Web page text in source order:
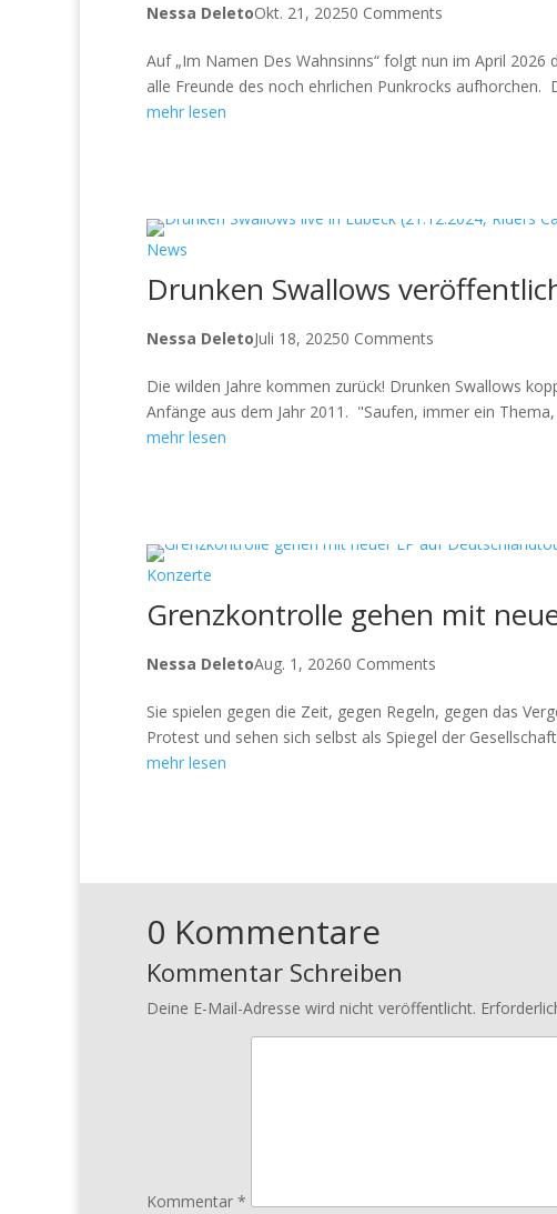
Nessa DeletoOkt. 21, 20250 Comments
Auf „Im Namen Des Wahnsinns“ folgt nun im April
alle Freunde des noch ehrlichen Punkrocks aufhorchen.
mehr lesen
News
Drunken Swallows
Nessa DeletoJuli 18, 20250 Comments
Die wilden Jahre kommen zurück! Drunken Swallows
Anfänge aus dem Jahr 2011. "Saufen, immer ein
mehr lesen
Konzerte
Grenzkontrolle gehen mit
Nessa DeletoAug. 1, 20260 Comments
Sie spielen gegen die Zeit, gegen Regeln, gegen das
Protest und sehen sich selbst als Spiegel der
mehr lesen
0 Kommentare
Kommentar Schreiben
Deine E-Mail-Adresse wird nicht veröffentlicht.
Kommentar *